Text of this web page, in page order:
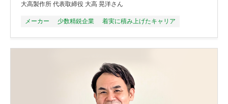
大高製作所 代表取締役 大高 晃洋さん
メーカー 少数精鋭企業 着実に積み上げたキャリア